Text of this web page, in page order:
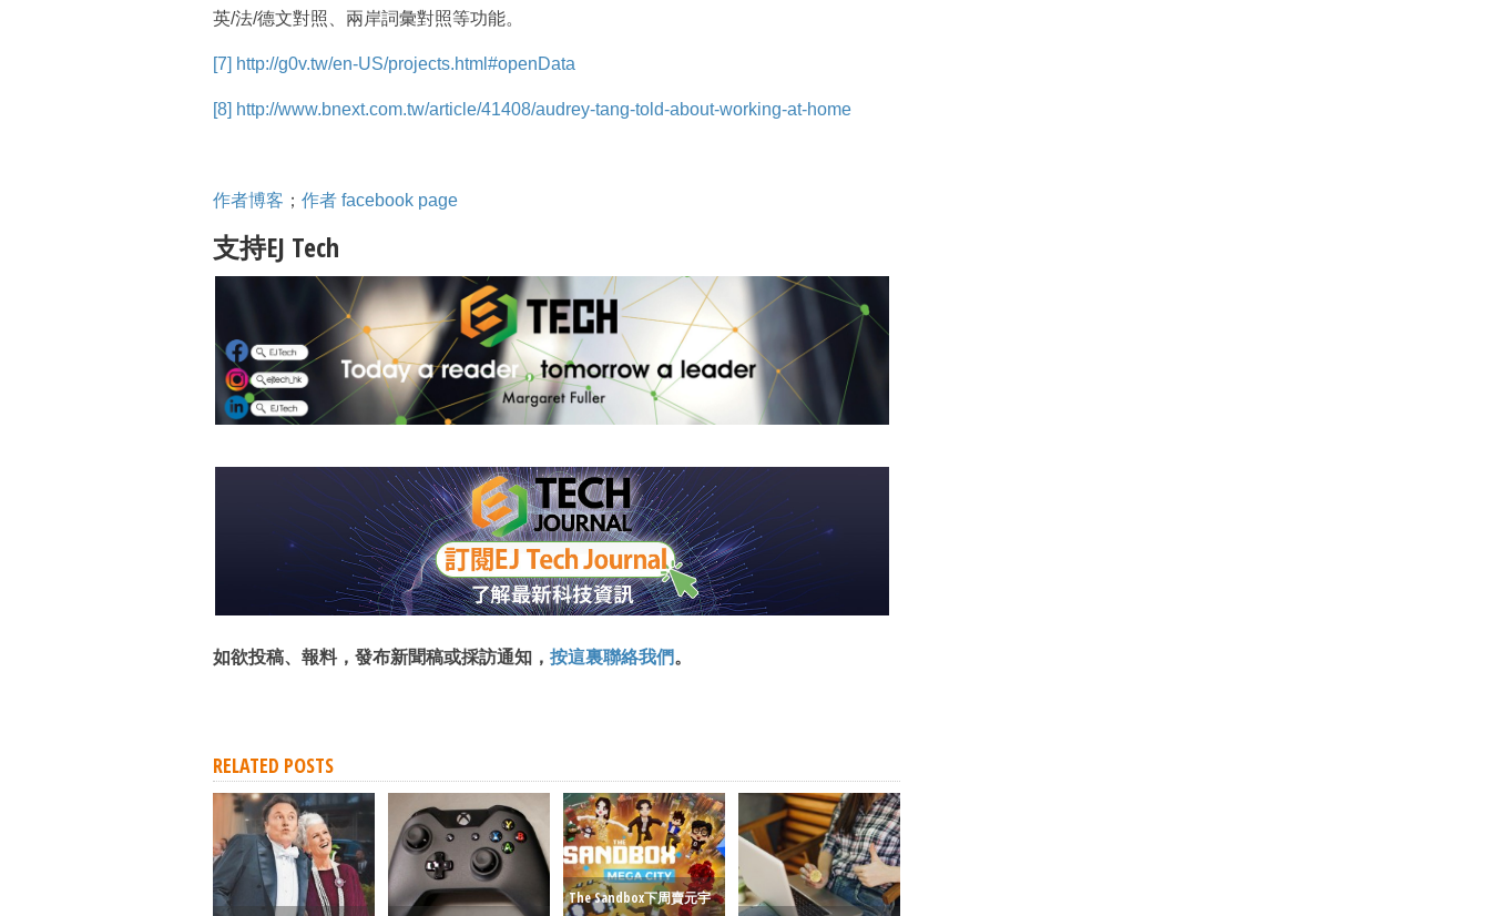
英/法/德文對照、兩岸詞彙對照等功能。
[7] http://g0v.tw/en-US/projects.html#openData
[8] http://www.bnext.com.tw/article/41408/audrey-tang-told-about-working-at-home
作者博客 ； 作者 facebook page
支持EJ Tech
如欲投稿、報料，發布新聞稿或採訪通知， 按這裏聯絡我們。
RELATED POSTS
The Sandbox下周賣元宇